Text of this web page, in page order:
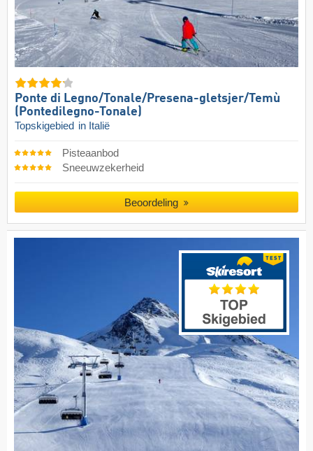
Ponte di Legno/​​Tonale/​​Presena-gletsjer/​​Temù
(Pontedilegno-Tonale)
Topskigebied in Italië
Pisteaanbod
Sneeuwzekerheid
Beoordeling